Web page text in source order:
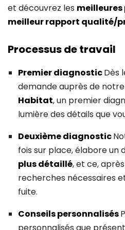
et découvrez les
meilleur rapport qualité/
Processus de travail
Premier diagnosticDès
demande auprès de
Habitat, un premier
lumière des détails que
Deuxième diagnostic
fois sur place, élabore un
plus détaillé, et ce,
recherches nécessaires
fuite.
Conseils personnalisés
personnalisés que